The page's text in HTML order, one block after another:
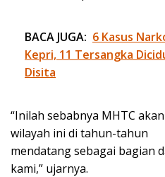
BACA JUGA: 6 Kasus
Kepri, 11 Tersangka
Disita
“Inilah sebabnya MHTC
wilayah ini di tahun-tahun
mendatang sebagai bagian
kami,” ujarnya.